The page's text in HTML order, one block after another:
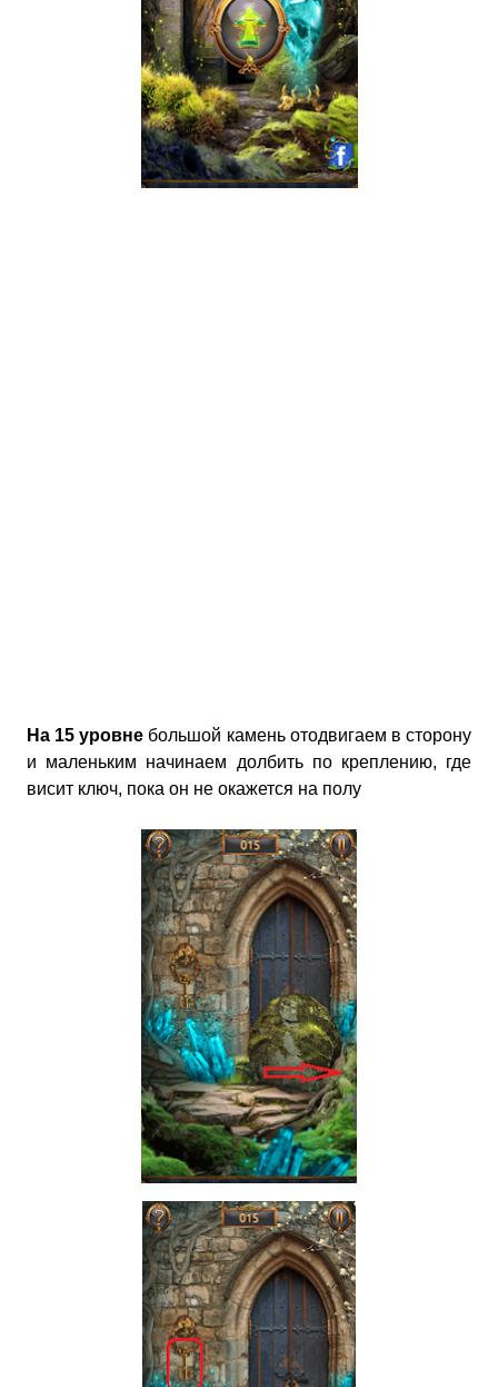
На 15 уровне большой камень отодвигаем в сторону
и маленьким начинаем долбить по креплению, где
висит ключ, пока он не окажется на полу